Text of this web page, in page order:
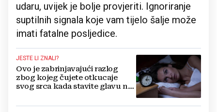
udaru, uvijek je bolje provjeriti. Ignoriranje
suptilnih signala koje vam tijelo šalje može
imati fatalne posljedice.
JESTE LI ZNALI?
Ovo je zabrinjavajući razlog
zbog kojeg čujete otkucaje
svog srca kada stavite glavu na